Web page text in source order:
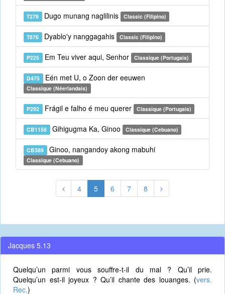
T279 Dugo munang naglilinis Classic (Filipino)
T876 Dyablo'y nanggagahis Classic (Filipino)
P225 Em Teu viver aqui, Senhor Classique (Portugais)
D475 Eén met U, o Zoon der eeuwen
Classique (Néerlandais)
P292 Frágil e falho é meu querer Classique (Portugais)
CB1158 Gihigugma Ka, Ginoo Classique (Cebuano)
CB389 Ginoo, nangandoy akong mabuhi
Classique (Cebuano)
4 5 6 7 8
Jacques 5.13
Quelqu’un parmi vous souffre-t-il du mal ? Qu’il prie.
Quelqu’un est-il joyeux ? Qu’il chante des louanges. (vers.
Rec.)